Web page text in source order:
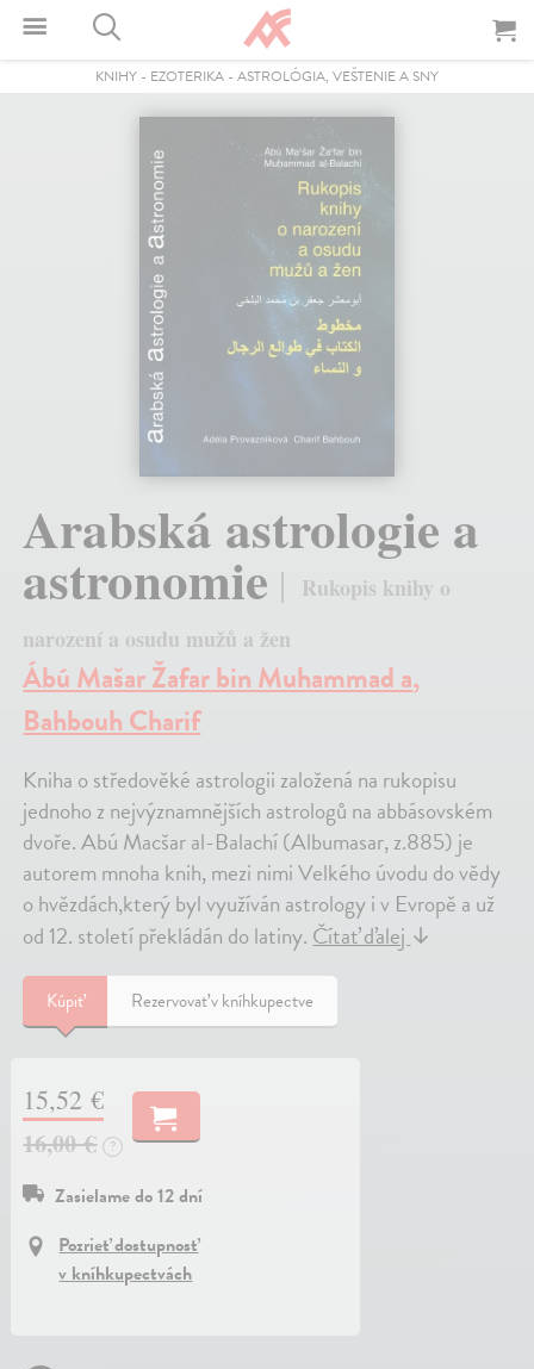
KNIHY - EZOTERIKA - ASTROLÓGIA, VEŠTENIE A SNY
Arabská astrologie a
astronomie
Rukopis knihy o
narození a osudu mužů a žen
Ábú Mašar Žafar bin Muhammad a,
Bahbouh Charif
Kniha o středověké astrologii založená na rukopisu
jednoho z nejvýznamnějších astrologů na abbásovském
dvoře. Abú Macšar al-Balachí (Albumasar, z.885) je
autorem mnoha knih, mezi nimi Velkého úvodu do vědy
o hvězdách,který byl využíván astrology i v Evropě a už
od 12. století překládán do latiny. Čítať ďalej ↓
Kúpiť Rezervovať v kníhkupectve
15,52 €
16,00 €
?
Zasielame do 12 dní
Pozrieť dostupnosť
v kníhkupectvách